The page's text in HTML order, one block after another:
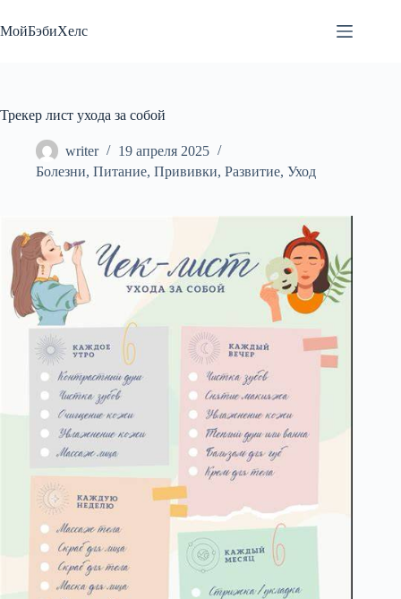
к
сути
МойБэбиХелс
Трекер лист ухода за собой
writer
19 апреля 2025
Болезни, Питание, Прививки, Развитие, Уход